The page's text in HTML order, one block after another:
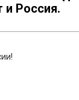
и Россия.